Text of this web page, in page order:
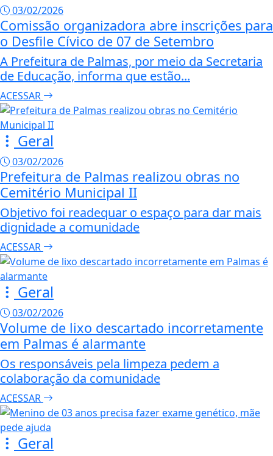
03/02/2026
Comissão organizadora abre inscrições para
o Desfile Cívico de 07 de Setembro
A Prefeitura de Palmas, por meio da Secretaria
de Educação, informa que estão...
ACESSAR
Geral
03/02/2026
Prefeitura de Palmas realizou obras no
Cemitério Municipal II
Objetivo foi readequar o espaço para dar mais
dignidade a comunidade
ACESSAR
Geral
03/02/2026
Volume de lixo descartado incorretamente
em Palmas é alarmante
Os responsáveis pela limpeza pedem a
colaboração da comunidade
ACESSAR
Geral